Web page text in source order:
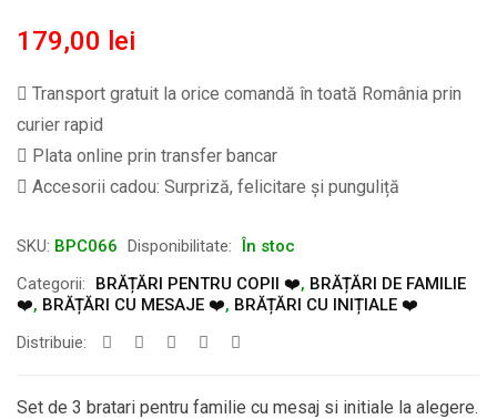
179,00 lei
Transport gratuit la orice comandă în toată România prin
curier rapid
Plata online prin transfer bancar
Accesorii cadou: Surpriză, felicitare și punguliță
SKU: BPC066 Disponibilitate: În stoc
Categorii:
BRĂȚĂRI PENTRU COPII ❤️, BRĂȚĂRI DE FAMILIE
❤️, BRĂȚĂRI CU MESAJE ❤️, BRĂȚĂRI CU INIȚIALE ❤️
Distribuie:
Set de 3 bratari pentru familie cu mesaj si initiale la alegere.